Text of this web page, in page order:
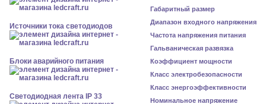
Источники тока светодиодов
Блоки аварийного питания
Светодиодная лента IP 33
Габаритный размер
Диапазон входного напряжения
Частота напряжения питания
Гальваническая развязка
Коэффициент мощности
Класс электробезопасности
Класс энергоэффективности
Номинальное напряжение